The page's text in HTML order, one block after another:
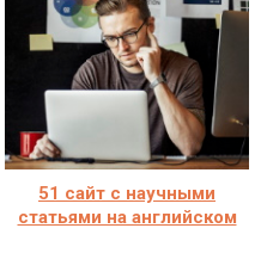
51 сайт с научными
статьями на английском